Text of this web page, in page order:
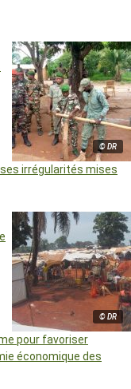
© DR
irrégularités mises
© DR
pour favoriser
économique des